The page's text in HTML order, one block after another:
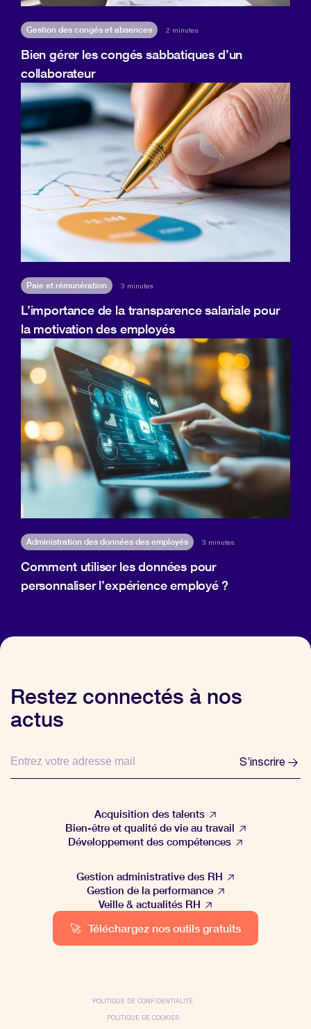
Gestion des congés et absences 2 minutes
Bien gérer les congés sabbatiques d’un
collaborateur
Paie et rémunération 3 minutes
L’importance de la transparence salariale pour
la motivation des employés
Administration des données des employés 3 minutes
Comment utiliser les données pour
personnaliser l’expérience employé ?
Restez connectés à nos
actus
S’inscrire
Acquisition des talents
Bien-être et qualité de vie au travail
Développement des compétences
Gestion administrative des RH
Gestion de la performance
Veille & actualités RH
🚀 Téléchargez nos outils gratuits
POLITIQUE DE CONFIDENTIALITÉ
POLITIQUE DE COOKIES